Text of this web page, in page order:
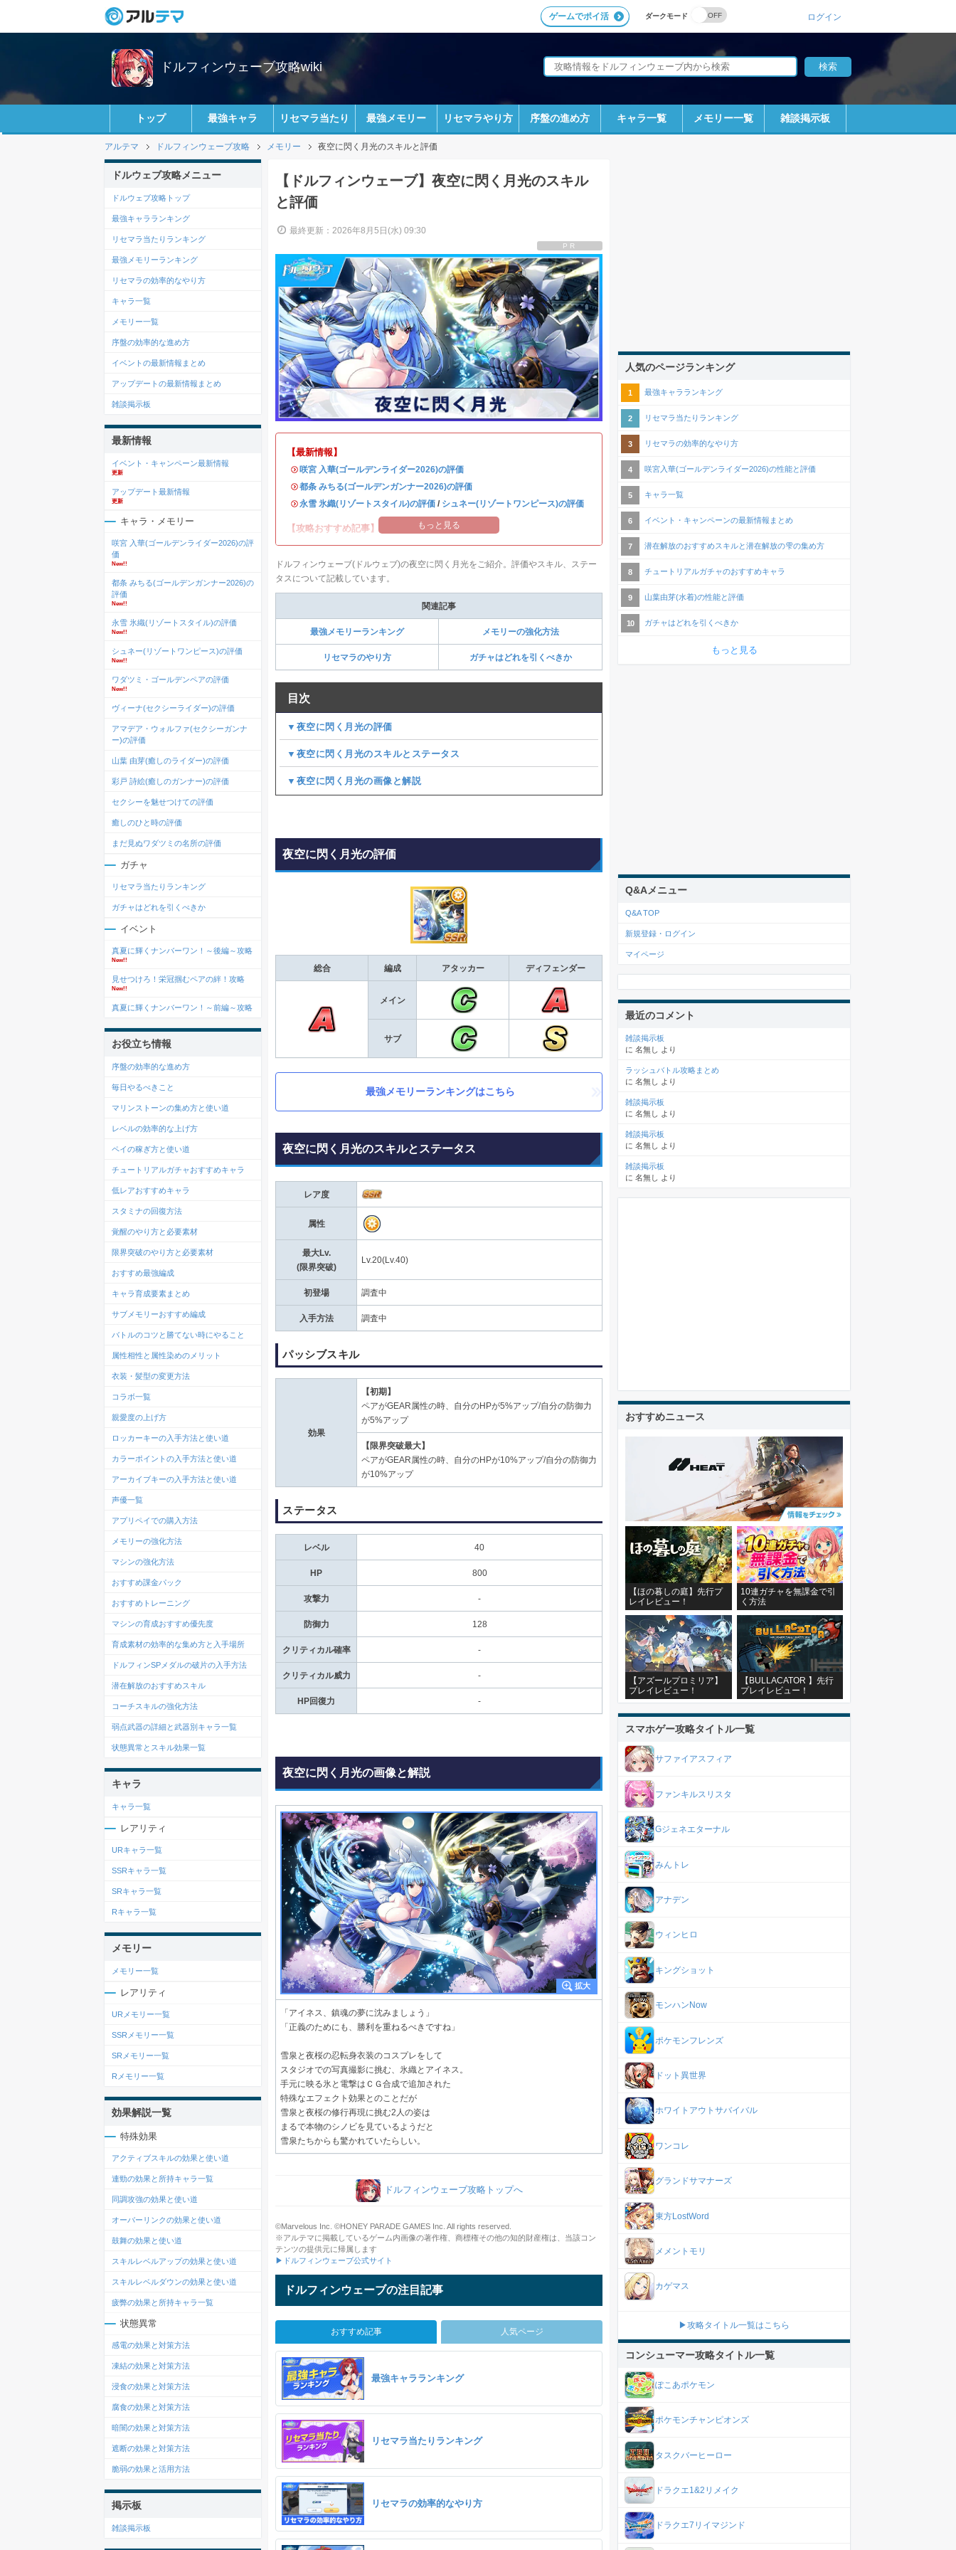
ダークモード
ゲームでポイ活 ログイン
ドルフィンウェーブ攻略wiki
トップ 最強キャラ リセマラ当たり 最強メモリー リセマラやり方 序盤の進め方 キャラ一覧 メモリー一覧 雑談掲示板
アルテマ ドルフィンウェーブ攻略 メモリー 夜空に閃く月光のスキルと評価
【ドルフィンウェーブ】夜空に閃く月光のスキル
と評価
最終更新：2026年8月5日(水) 09:30
PR
【最新情報】
・咲宮 入華(ゴールデンライダー2026)の評価
・都条 みちる(ゴールデンガンナー2026)の評価
・永雪 氷織(リゾートスタイル)の評価 / シュネー(リゾートワンピース)の評価
【攻略おすすめ記事】 もっと見る
ドルフィンウェーブ(ドルウェブ)の夜空に閃く月光をご紹介。評価やスキル、ステー
タスについて記載しています。
関連記事
最強メモリーランキング メモリーの強化方法
リセマラのやり方 ガチャはどれを引くべきか
目次
▼夜空に閃く月光の評価
▼夜空に閃く月光のスキルとステータス
▼夜空に閃く月光の画像と解説
夜空に閃く月光の評価
総合 編成 アタッカー ディフェンダー
メイン
サブ
最強メモリーランキングはこちら
夜空に閃く月光のスキルとステータス
レア度
属性
最大Lv.
(限界突破)
Lv.20(Lv.40)
初登場 調査中
入手方法 調査中
パッシブスキル
効果
【初期】
ペアがGEAR属性の時、自分のHPが5%アップ/自分の防御力
が5%アップ
【限界突破最大】
ペアがGEAR属性の時、自分のHPが10%アップ/自分の防御力
が10%アップ
ステータス
レベル 40
HP 800
攻撃力 -
防御力 128
クリティカル確率 -
クリティカル威力 -
HP回復力 -
夜空に閃く月光の画像と解説
「アイネス、鎮魂の夢に沈みましょう」
「正義のためにも、勝利を重ねるべきですね」
雪泉と夜桜の忍転身衣装のコスプレをして
スタジオでの写真撮影に挑む、氷織とアイネス。
手元に映る氷と電撃はＣＧ合成で追加された
特殊なエフェクト効果とのことだが
雪泉と夜桜の修行再現に挑む2人の姿は
まるで本物のシノビを見ているようだと
雪泉たちからも驚かれていたらしい。
ドルフィンウェーブ攻略トップへ
©Marvelous Inc. ©HONEY PARADE GAMES Inc. All rights reserved.
※アルテマに掲載しているゲーム内画像の著作権、商標権その他の知的財産権は、当該コン
テンツの提供元に帰属します
▶ドルフィンウェーブ公式サイト
ドルフィンウェーブの注目記事
おすすめ記事 人気ページ
最強キャラランキング
リセマラ当たりランキング
リセマラの効率的なやり方
ドルウェブ攻略メニュー
ドルウェブ攻略トップ
最強キャラランキング
リセマラ当たりランキング
最強メモリーランキング
リセマラの効率的なやり方
キャラ一覧
メモリー一覧
序盤の効率的な進め方
イベントの最新情報まとめ
アップデートの最新情報まとめ
雑談掲示板
最新情報
イベント・キャンペーン最新情報
更新
アップデート最新情報
更新
キャラ・メモリー
咲宮 入華(ゴールデンライダー2026)の評
価
New!!
都条 みちる(ゴールデンガンナー2026)の
評価
New!!
永雪 氷織(リゾートスタイル)の評価
New!!
シュネー(リゾートワンピース)の評価
New!!
ワダツミ・ゴールデンペアの評価
New!!
ヴィーナ(セクシーライダー)の評価
アマデア・ウォルファ(セクシーガンナ
ー)の評価
山葉 由芽(癒しのライダー)の評価
彩戸 詩絵(癒しのガンナー)の評価
セクシーを魅せつけての評価
癒しのひと時の評価
まだ見ぬワダツミの名所の評価
ガチャ
リセマラ当たりランキング
ガチャはどれを引くべきか
イベント
真夏に輝くナンバーワン！～後編～攻略
New!!
見せつけろ！栄冠掴むペアの絆！攻略
New!!
真夏に輝くナンバーワン！～前編～攻略
お役立ち情報
序盤の効率的な進め方
毎日やるべきこと
マリンストーンの集め方と使い道
レベルの効率的な上げ方
ペイの稼ぎ方と使い道
チュートリアルガチャおすすめキャラ
低レアおすすめキャラ
スタミナの回復方法
覚醒のやり方と必要素材
限界突破のやり方と必要素材
おすすめ最強編成
キャラ育成要素まとめ
サブメモリーおすすめ編成
バトルのコツと勝てない時にやること
属性相性と属性染めのメリット
衣装・髪型の変更方法
コラボ一覧
親愛度の上げ方
ロッカーキーの入手方法と使い道
カラーポイントの入手方法と使い道
アーカイブキーの入手方法と使い道
声優一覧
アプリペイでの購入方法
メモリーの強化方法
マシンの強化方法
おすすめ課金パック
おすすめトレーニング
マシンの育成おすすめ優先度
育成素材の効率的な集め方と入手場所
ドルフィンSPメダルの破片の入手方法
潜在解放のおすすめスキル
コーチスキルの強化方法
弱点武器の詳細と武器別キャラ一覧
状態異常とスキル効果一覧
キャラ
キャラ一覧
レアリティ
URキャラ一覧
SSRキャラ一覧
SRキャラ一覧
Rキャラ一覧
メモリー
メモリー一覧
レアリティ
URメモリー一覧
SSRメモリー一覧
SRメモリー一覧
Rメモリー一覧
効果解説一覧
特殊効果
アクティブスキルの効果と使い道
連勁の効果と所持キャラ一覧
同調攻強の効果と使い道
オーバーリンクの効果と使い道
鼓舞の効果と使い道
スキルレベルアップの効果と使い道
スキルレベルダウンの効果と使い道
疲弊の効果と所持キャラ一覧
状態異常
感電の効果と対策方法
凍結の効果と対策方法
浸食の効果と対策方法
腐食の効果と対策方法
暗闇の効果と対策方法
遮断の効果と対策方法
脆弱の効果と活用方法
掲示板
雑談掲示板
人気のページランキング
最強キャラランキング
リセマラ当たりランキング
リセマラの効率的なやり方
咲宮入華(ゴールデンライダー2026)の性能と評価
キャラ一覧
イベント・キャンペーンの最新情報まとめ
潜在解放のおすすめスキルと潜在解放の雫の集め方
チュートリアルガチャのおすすめキャラ
山葉由芽(水着)の性能と評価
ガチャはどれを引くべきか
もっと見る
Q&Aメニュー
Q&A TOP
新規登録・ログイン
マイページ
最近のコメント
雑談掲示板
に 名無し より
ラッシュバトル攻略まとめ
に 名無し より
雑談掲示板
に 名無し より
雑談掲示板
に 名無し より
雑談掲示板
に 名無し より
おすすめニュース
【ほの暮しの庭】先行プ
レイレビュー！
10連ガチャを無課金で引
く方法
【アズールプロミリア】
プレイレビュー！
【BULLACATOR 】先行
プレイレビュー！
スマホゲー攻略タイトル一覧
サファイアスフィア
ファンキルスリスタ
Gジェネエターナル
みんトレ
アナデン
ウィンヒロ
キングショット
モンハンNow
ポケモンフレンズ
ドット異世界
ホワイトアウトサバイバル
ワンコレ
グランドサマナーズ
東方LostWord
メメントモリ
カゲマス
▶攻略タイトル一覧はこちら
コンシューマー攻略タイトル一覧
ぽこあポケモン
ポケモンチャンピオンズ
タスクバーヒーロー
ドラクエ1&2リメイク
ドラクエ7リイマジンド